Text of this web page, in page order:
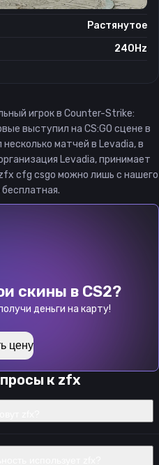
4:3
Растянутое
240Hz
игрок в Counter-Strike:
выступил на CS:GO сцене в
матчей в Levadia, в
Levadia, принимает
cfg csgo можно лишь с нашего
скины в CS2?
деньги на карту!
цену
к zfx